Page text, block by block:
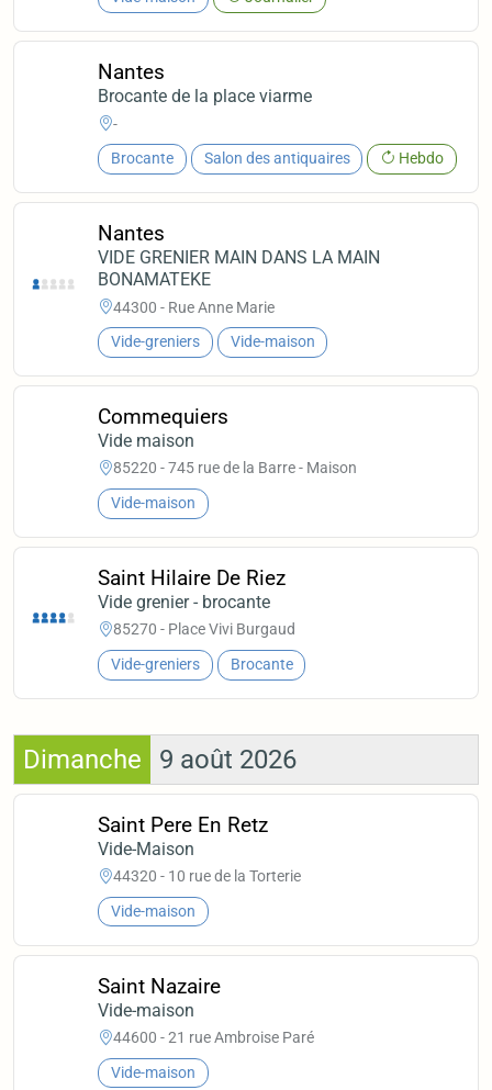
Nantes
Brocante de la place viarme
-
Brocante Salon des antiquaires Hebdo
Nantes
VIDE GRENIER MAIN DANS LA MAIN
BONAMATEKE
44300 - Rue Anne Marie
Vide-greniers Vide-maison
Commequiers
Vide maison
85220 - 745 rue de la Barre - Maison
Vide-maison
Saint Hilaire De Riez
Vide grenier - brocante
85270 - Place Vivi Burgaud
Vide-greniers Brocante
Dimanche 9 août 2026
Saint Pere En Retz
Vide-Maison
44320 - 10 rue de la Torterie
Vide-maison
Saint Nazaire
Vide-maison
44600 - 21 rue Ambroise Paré
Vide-maison